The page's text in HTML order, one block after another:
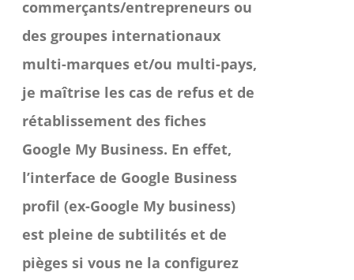
commerçants/entrepreneurs ou
des groupes internationaux
multi-marques et/ou multi-pays,
je maîtrise les cas de refus et de
rétablissement des fiches
Google My Business. En effet,
l’interface de Google Business
profil (ex-Google My business)
est pleine de subtilités et de
pièges si vous ne la configurez